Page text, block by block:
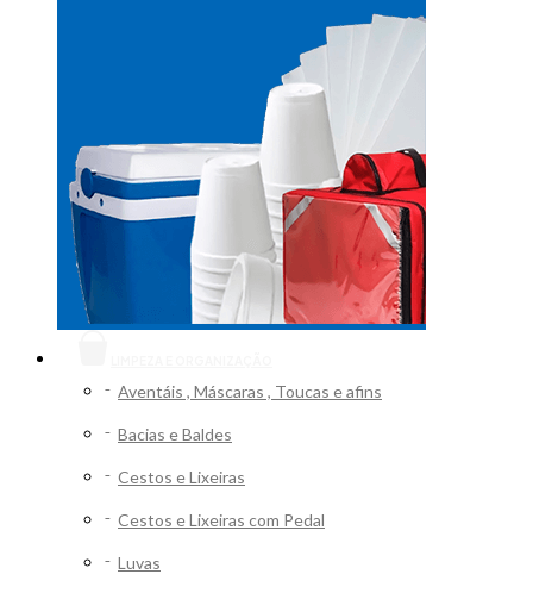
Aventáis , Máscaras , Toucas e afins
Bacias e Baldes
Cestos e Lixeiras
Cestos e Lixeiras com Pedal
Luvas